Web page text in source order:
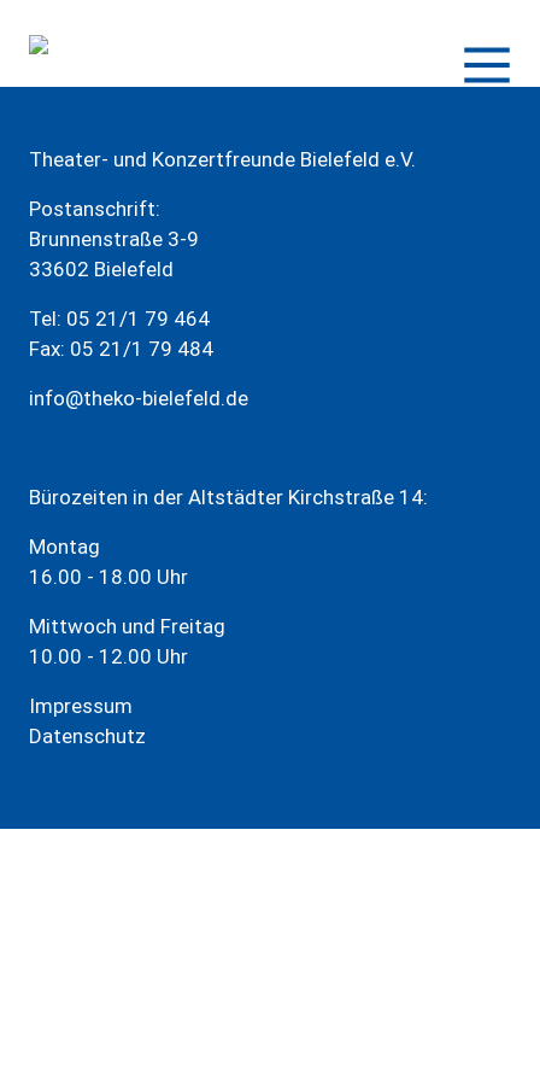
Inhalt
Theater- und Konzertfreunde Bielefeld e.V.
Postanschrift:
Brunnenstraße 3-9
33602 Bielefeld
Tel: 05 21/1 79 464
Fax: 05 21/1 79 484
info@theko-bielefeld.de
Bürozeiten in der Altstädter Kirchstraße 14:
Montag
16.00 - 18.00 Uhr
Mittwoch und Freitag
10.00 - 12.00 Uhr
Impressum
Datenschutz